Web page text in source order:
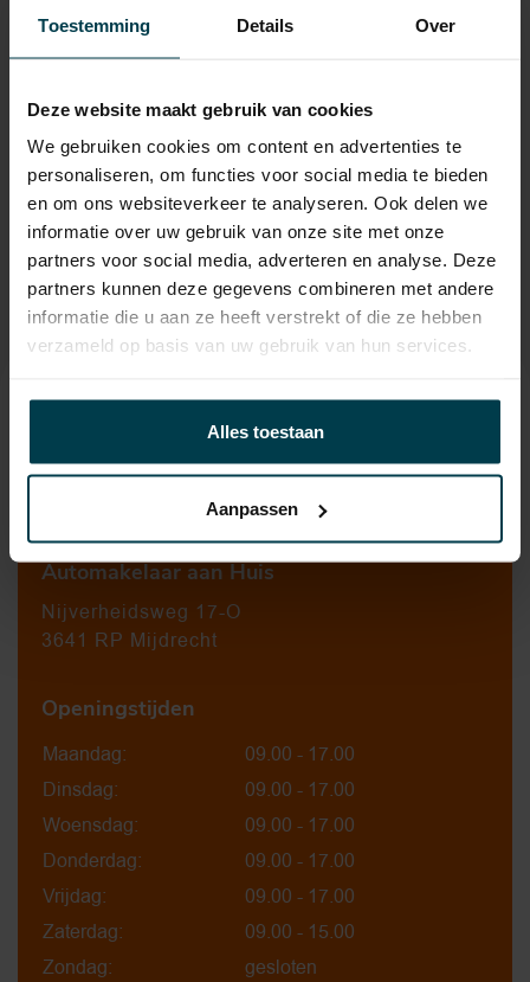
Toestemming Details Over
Deze website maakt gebruik van cookies
We gebruiken cookies om content en advertenties te
personaliseren, om functies voor social media te bieden
en om ons websiteverkeer te analyseren. Ook delen we
informatie over uw gebruik van onze site met onze
partners voor social media, adverteren en analyse. Deze
partners kunnen deze gegevens combineren met andere
informatie die u aan ze heeft verstrekt of die ze hebben
verzameld op basis van uw gebruik van hun services.
Alles toestaan
Aanpassen
Gemiddeld verbruik
6.7 L/100KM
€ 226 /kwartaal
Contact informatie
verkoop@automakelaaraanhuis.nl
Automakelaar aan Huis
Nijverheidsweg 17-O
3641 RP Mijdrecht
Openingstijden
Maandag:
09.00 - 17.00
Dinsdag:
09.00 - 17.00
Woensdag:
09.00 - 17.00
Donderdag:
09.00 - 17.00
Vrijdag:
09.00 - 17.00
Zaterdag:
09.00 - 15.00
Zondag:
gesloten